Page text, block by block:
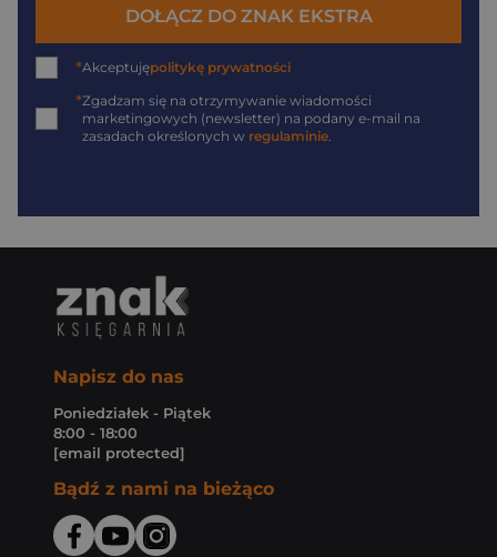
DOŁĄCZ DO ZNAK EKSTRA
*Akceptujępolitykę prywatności
*Zgadzam się na otrzymywanie wiadomości
marketingowych (newsletter) na podany e-mail na
zasadach określonych w regulaminie
Napisz do nas
Poniedziałek - Piątek
8:00 - 18:00
[email protected]
Bądź z nami na bieżąco